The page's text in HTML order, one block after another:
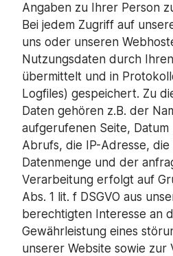
Angaben zu Ihrer Person
Bei jedem Zugriff auf
uns oder unseren
Nutzungsdaten durch
übermittelt und in
Logfiles) gespeichert. Zu
Daten gehören z.B. der
aufgerufenen Seite,
Abrufs, die IP-Adresse,
Datenmenge und der
Verarbeitung erfolgt auf
Abs. 1 lit. f DSGVO aus
berechtigten Interesse an
Gewährleistung eines
unserer Website sowie zur